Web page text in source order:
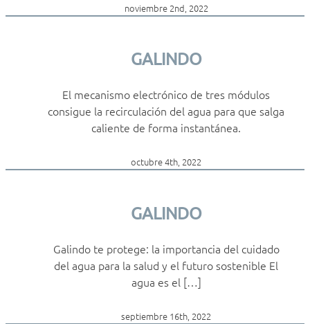
noviembre 2nd, 2022
GALINDO
El mecanismo electrónico de tres módulos
consigue la recirculación del agua para que salga
caliente de forma instantánea.
octubre 4th, 2022
GALINDO
Galindo te protege: la importancia del cuidado
del agua para la salud y el futuro sostenible El
agua es el […]
septiembre 16th, 2022